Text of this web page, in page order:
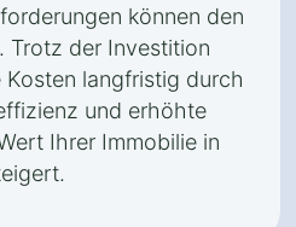
können den
Trotz der Investition
langfristig durch
und erhöhte
Ihrer Immobilie in